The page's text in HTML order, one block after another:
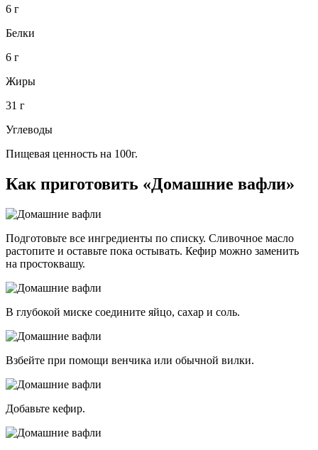
6 г
Белки
6 г
Жиры
31 г
Углеводы
Пищевая ценность на 100г.
Как приготовить «Домашние вафли»
Подготовьте все ингредиенты по списку. Сливочное масло
растопите и оставьте пока остывать. Кефир можно заменить
на простоквашу.
В глубокой миске соедините яйцо, сахар и соль.
Взбейте при помощи венчика или обычной вилки.
Добавьте кефир.